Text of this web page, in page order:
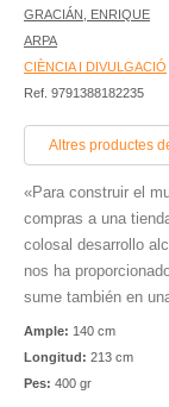
GRACIÁN, ENRIQUE
ARPA
CIÈNCIA I DIVULGACIÓ
Ref. 9791388182235
Altres productes
«Para construir el
compras a una
colosal desarrollo
nos ha
sume también en
Ample: 140 cm
Longitud: 213 cm
Pes: 400 gr